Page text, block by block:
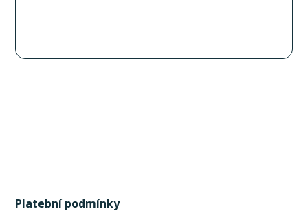
Platební podmínky